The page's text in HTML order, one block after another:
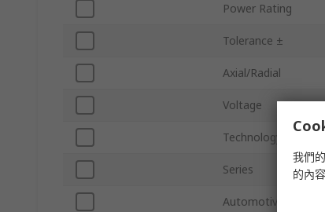
Power Rating
Tolerance ±
Axial/Radial
Voltage
Technology
Series
Automotive
我們
的內